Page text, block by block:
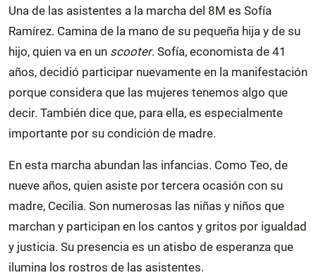
Una de las asistentes a la marcha del 8M es Sofía
Ramírez. Camina de la mano de su pequeña hija y de su
hijo, quien va en un scooter. Sofía, economista de 41
años, decidió participar nuevamente en la manifestación
porque considera que las mujeres tenemos algo que
decir. También dice que, para ella, es especialmente
importante por su condición de madre.
En esta marcha abundan las infancias. Como Teo, de
nueve años, quien asiste por tercera ocasión con su
madre, Cecilia. Son numerosas las niñas y niños que
marchan y participan en los cantos y gritos por igualdad
y justicia. Su presencia es un atisbo de esperanza que
ilumina los rostros de las asistentes.